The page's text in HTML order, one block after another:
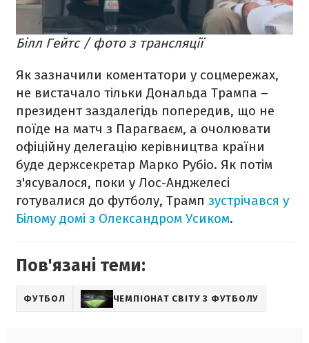
Білл Гейтс / фото з трансляції
Як зазначили коментатори у соцмережах,
не вистачало тільки Дональда Трампа –
президент заздалегідь попередив, що не
поїде на матч з Парагваєм, а очолювати
офіційну делегацію керівництва країни
буде держсекретар Марко Рубіо. Як потім
з'ясувалося, поки у Лос-Анджелесі
готувалися до футболу, Трамп зустрічався у
Білому домі з Олександром Усиком.
Пов'язані теми:
ФУТБОЛ ЧЕМПІОНАТ СВІТУ З ФУТБОЛУ